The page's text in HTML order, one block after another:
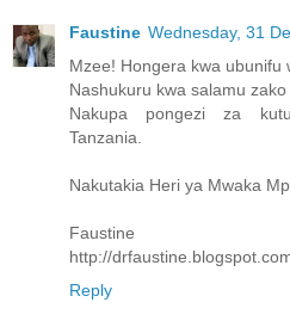
Faustine Wednesday, 31
Mzee! Hongera kwa ubunifu
Nashukuru kwa salamu zako
Nakupa pongezi za
Tanzania.
Nakutakia Heri ya Mwaka
Faustine
http://
Reply